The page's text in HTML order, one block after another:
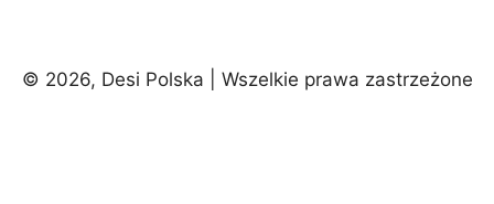
© 2026, Desi Polska | Wszelkie prawa zastrzeżone